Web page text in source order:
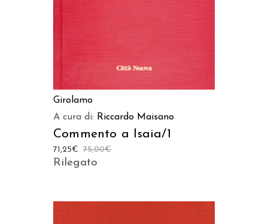
Girolamo
A cura di: Riccardo Maisano
Commento a Isaia/1
75,00€
71,25€
Rilegato